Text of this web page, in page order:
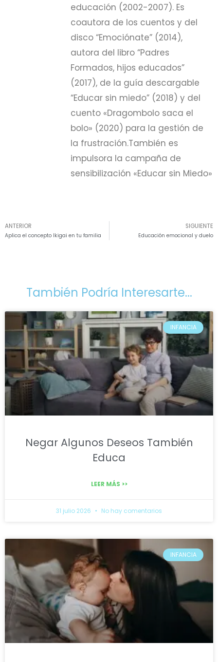
educación (2002-2007). Es
coautora de los cuentos y del
disco “Emociónate” (2014),
autora del libro “Padres
Formados, hijos educados”
(2017), de la guía descargable
“Educar sin miedo” (2018) y del
cuento «Dragombolo saca el
bolo» (2020) para la gestión de
la frustración.También es
impulsora la campaña de
sensibilización «Educar sin Miedo»
ANTERIOR
Aplica el concepto Ikigai en tu familia
SIGUIENTE
Educación emocional y duelo
También Podría Interesarte...
INFANCIA
Negar Algunos Deseos También
Educa
LEER MÁS >>
31 julio 2026 No hay comentarios
INFANCIA